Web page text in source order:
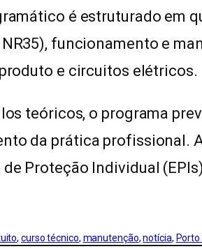
é estruturado em
NR35), funcionamento e
e circuitos elétricos.
teóricos, o programa
da prática profissional.
Proteção Individual
, curso técnico, manutenção, notícia,